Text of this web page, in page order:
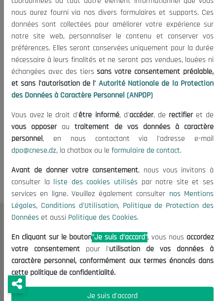
Rapport 2013-2015
31/12/2016
A Propos
Le président
Organisation
Publications
nous aurez fourni via nos divers formulaires et supports. Ces
données sont collectées pour améliorer votre expérience sur
notre site web, personnaliser le contenu et conserver vos
préférences. Elles seront conservées uniquement pour la durée
nécessaire à leurs finalités et ne seront pas vendues, louées ni
échangées avec des tierssans votre consentement préalable,
et sans l'autorisation de l' Autorité Nationale de la Protection
des Données à Caractère Personnel (ANPDP)
Vous avez le droit d'être informé, d'accéder, de rectifieret de
vous opposerautraitement de vos données à caractère
personnel, en nous contactant via l'adresse e-mail
dpo@cnese.dz, la chatbox ou le formulaire de contact.
Avant de donner votre consentement, nous vous invitons à
consulter la liste des cookies utilisés par notre site et ses
services en ligne. Veuillez également consulter nos Mentions
Légales, Conditions d'Utilisation, Politique de Protection des
Données et aussi Politique des Cookies.
En cliquant sur le bouton"Je suis d'accord", vous nous accordez
votre consentement pour l'utilisation de vos données à
caractère personnel, conformément aux termes énoncés dans
cette politique de confidentialité.
Je suis d'accord